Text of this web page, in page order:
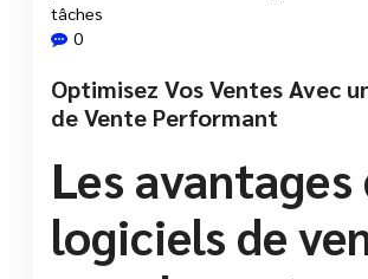
tâches
0
Optimisez Vos Ventes Avec
de Vente Performant
Les avantages
logiciels de